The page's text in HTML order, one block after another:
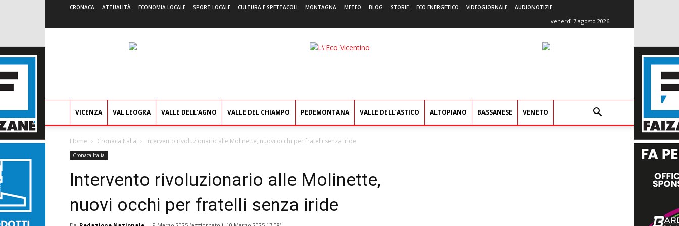
CRONACA ATTUALITÀ ECONOMIA LOCALE SPORT LOCALE CULTURA E SPETTACOLI MONTAGNA METEO BLOG STORIE ECO ENERGETICO VIDEOGIORNALE AUDIONOTIZIE
venerdì 7 agosto 2026
L'Eco
VICENZA VAL LEOGRA VALLE DELL’AGNO VALLE DEL CHIAMPO PEDEMONTANA VALLE DELL’ASTICO ALTOPIANO BASSANESE VENETO
Home Cronaca Italia Intervento rivoluzionario alle Molinette, nuovi occhi per fratelli senza iride
Cronaca Italia
Intervento rivoluzionario alle Molinette,
nuovi occhi per fratelli senza iride